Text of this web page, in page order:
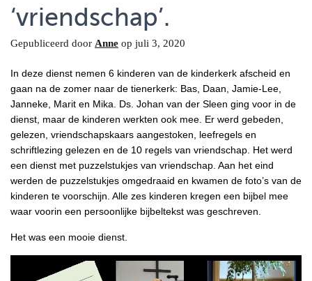
‘vriendschap’.
Gepubliceerd door Anne op juli 3, 2020
In deze dienst nemen 6 kinderen van de kinderkerk afscheid en
gaan na de zomer naar de tienerkerk: Bas, Daan, Jamie-Lee,
Janneke, Marit en Mika. Ds. Johan van der Sleen ging voor in de
dienst, maar de kinderen werkten ook mee. Er werd gebeden,
gelezen, vriendschapskaars aangestoken, leefregels en
schriftlezing gelezen en de 10 regels van vriendschap. Het werd
een dienst met puzzelstukjes van vriendschap. Aan het eind
werden de puzzelstukjes omgedraaid en kwamen de foto’s van de
kinderen te voorschijn. Alle zes kinderen kregen een bijbel mee
waar voorin een persoonlijke bijbeltekst was geschreven.
Het was een mooie dienst.